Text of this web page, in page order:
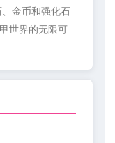
金币和强化石
世界的无限可